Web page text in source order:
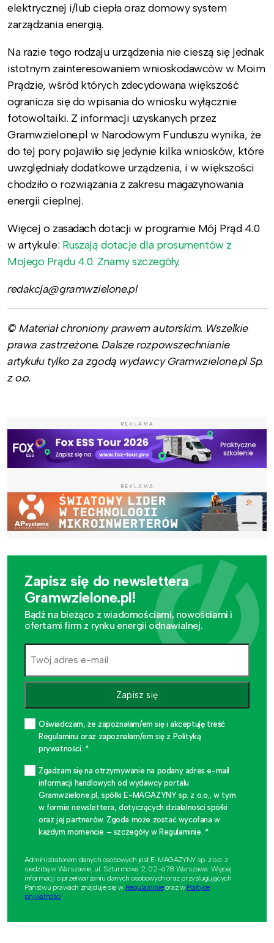
elektrycznej i/lub ciepła oraz domowy system
zarządzania energią.
Na razie tego rodzaju urządzenia nie cieszą się jednak
istotnym zainteresowaniem wnioskodawców w Moim
Prądzie, wśród których zdecydowana większość
ogranicza się do wpisania do wniosku wyłącznie
fotowoltaiki. Z informacji uzyskanych przez
Gramwzielone.pl w Narodowym Funduszu wynika, że
do tej pory pojawiło się jedynie kilka wniosków, które
uwzględniały dodatkowe urządzenia, i w większości
chodziło o rozwiązania z zakresu magazynowania
energii cieplnej.
Więcej o zasadach dotacji w programie Mój Prąd 4.0
w artykule: Ruszają dotacje dla prosumentów z
Mojego Prądu 4.0. Znamy szczegóły.
redakcja@gramwzielone.pl
© Materiał chroniony prawem autorskim. Wszelkie
prawa zastrzeżone. Dalsze rozpowszechnianie
artykułu tylko za zgodą wydawcy Gramwzielone.pl Sp.
z o.o.
REKLAMA
REKLAMA
Zapisz się do newslettera
Gramwzielone.pl!
Bądź na bieżąco z wiadomościami, nowościami i
ofertami firm z rynku energii odnawialnej.
Zapisz się
Oświadczam, że zapoznałam/em się i akceptuję treść
Regulaminu oraz zapoznałam/em się z Polityką
prywatności. *
Zgadzam się na otrzymywanie na podany adres e-mail
informacji handlowych od wydawcy portalu
Gramwzielone.pl, spółki E-MAGAZYNY sp. z o.o., w tym
w formie newslettera, dotyczących działalności spółki
oraz jej partnerów. Zgoda może zostać wycofana w
każdym momencie – szczegóły w Regulaminie. *
Administratorem danych osobowych jest E-MAGAZYNY sp. z o.o. z
siedzibą w Warszawie, ul. Szturmowa 2, 02-678 Warszawa. Więcej
informacji o przetwarzaniu danych osobowych oraz przysługujących
Państwu prawach znajduje się w Regulaminieoraz w Polityce
prywatności